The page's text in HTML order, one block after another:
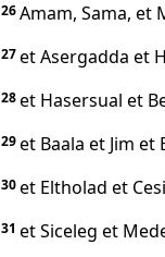
26Amam, Sama, et
27et Asergadda et
28et Hasersual et
29et Baala et Jim et
30et Eltholad et
31 et Siceleg et